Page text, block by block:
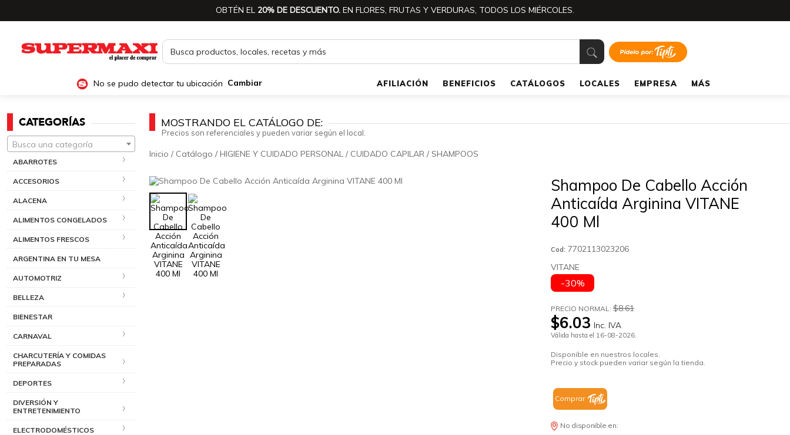
OBTÉN EL 20% DE DESCUENTO. EN FLORES, FRUTAS Y VERDURAS, TODOS LOS MIÉRCOLES.
No se pudo detectar tu ubicación Cambiar AFILIACIÓN BENEFICIOS CATÁLOGOS LOCALES EMPRESA MÁS
CATEGORÍAS
Busca una categoría
ABARROTES
ACCESORIOS
ALACENA
ALIMENTOS CONGELADOS
ALIMENTOS FRESCOS
ARGENTINA EN TU MESA
AUTOMOTRIZ
BELLEZA
BIENESTAR
CARNAVAL
CHARCUTERÍA Y COMIDAS
PREPARADAS
DEPORTES
DIVERSIÓN Y
ENTRETENIMIENTO
ELECTRODOMÉSTICOS
MOSTRANDO EL CATÁLOGO DE:
Precios son referenciales y pueden variar según el local.
Inicio / Catálogo / HIGIENE Y CUIDADO PERSONAL / CUIDADO CAPILAR / SHAMPOOS
Shampoo De Cabello Acción
Anticaída Arginina VITANE
400 Ml
Cod: 7702113023206
VITANE
-30%
PRECIO NORMAL:$8.61
$6.03 Inc. IVA
Válida hasta el 16-08-2026.
Disponible en nuestros locales.
Precio y stock pueden variar según la tienda.
Comprar
No disponible en: